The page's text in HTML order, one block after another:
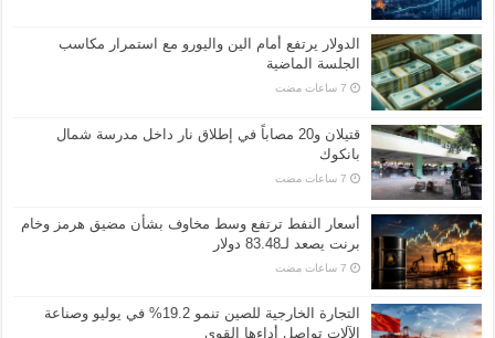
الدولار يرتفع أمام الين واليورو مع استمرار مكاسب
الجلسة الماضية
قتيلان و20 مصاباً في إطلاق نار داخل مدرسة شمال
بانكوك
أسعار النفط ترتفع وسط مخاوف بشأن مضيق هرمز وخام
برنت يصعد لـ83.48 دولار
التجارة الخارجية للصين تنمو 19.2% في يوليو وصناعة
الآلات تواصل أداءها القوي